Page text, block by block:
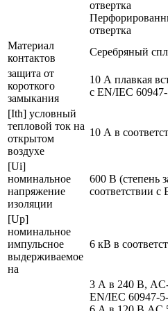
отвертка
отвертка
Материал
контактов
Серебряный
защита от
короткого
замыкания
10 А плавкая
с EN/IEC 60947-
[Ith] условный
тепловой ток на
открытом
воздухе
10 А в
[Ui]
номинальное
напряжение
изоляции
600 В (степень
соответствии с
[Up]
номинальное
импульсное
выдерживаемое
на
6 кВ в
3 А в 240 В, AC-
EN/IEC 60947-